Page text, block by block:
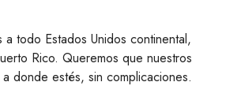
a todo Estados Unidos continental,
Rico. Queremos que nuestros
donde estés, sin complicaciones.